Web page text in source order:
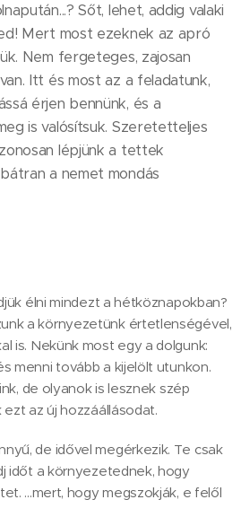
Sőt, lehet, addig valaki
Mert most ezeknek az apró
Nem fergeteges, zajosan
Itt és most az a feladatunk,
érjen bennünk, és a
is valósítsuk. Szeretetteljes
lépjünk a tettek
a nemet mondás
élni mindezt a hétköznapokban?
a környezetünk értetlenségével,
is. Nekünk most egy a dolgunk:
menni tovább a kijelölt utunkon.
de olyanok is lesznek szép
az új hozzáállásodat.
de idővel megérkezik. Te csak
időt a környezetednek, hogy
...mert, hogy megszokják, e felől